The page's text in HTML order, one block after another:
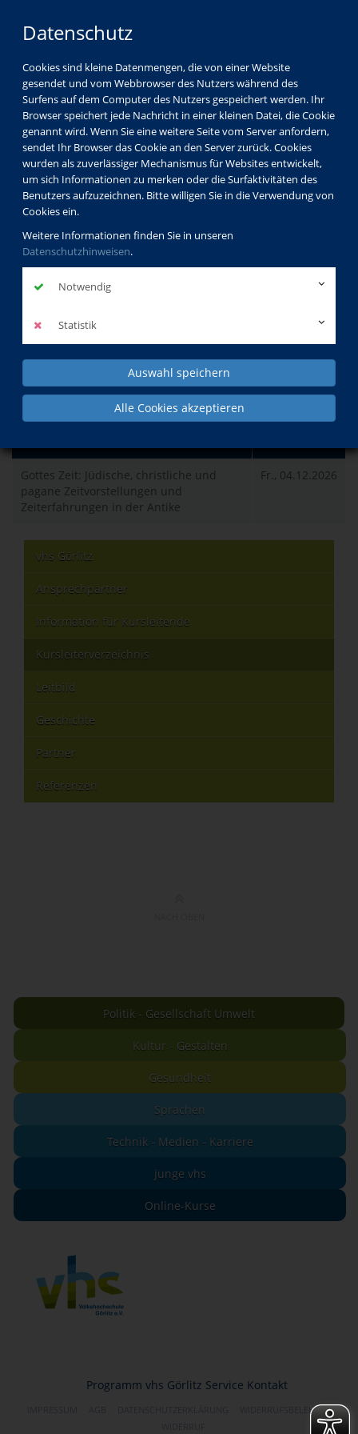
Datenschutz
Cookies sind kleine Datenmengen, die von einer Website
gesendet und vom Webbrowser des Nutzers während des
Surfens auf dem Computer des Nutzers gespeichert werden. Ihr
Browser speichert jede Nachricht in einer kleinen Datei, die Cookie
genannt wird. Wenn Sie eine weitere Seite vom Server anfordern,
sendet Ihr Browser das Cookie an den Server zurück. Cookies
wurden als zuverlässiger Mechanismus für Websites entwickelt,
um sich Informationen zu merken oder die Surfaktivitäten des
Benutzers aufzuzeichnen. Bitte willigen Sie in die Verwendung von
Cookies ein.
Weitere Informationen finden Sie in unseren
Datenschutzhinweisen.
Notwendig
Statistik
Auswahl speichern
Alle Cookies akzeptieren
vhs Görlitz
Kursleiterverzeichnis
Prof. Dr. Christoph Markschies
Prof. Dr.
Christoph
Markschies
Profil
Kurse der dozierenden Person
Gottes Zeit: Jüdische, christliche und
pagane Zeitvorstellungen und
Zeiterfahrungen in der Antike
Fr., 04.12.2026
vhs Görlitz
Ansprechpartner
Information für Kursleitende
Kursleiterverzeichnis
Leitbild
Geschichte
Partner
Referenzen
Politik - Gesellschaft Umwelt
Kultur - Gestalten
Gesundheit
Sprachen
Technik - Medien - Karriere
junge vhs
Online-Kurse
Programm vhs Görlitz Service Kontakt
WIDERRUFSBELEHRUNG